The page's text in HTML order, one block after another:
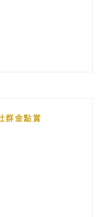
群金點賞